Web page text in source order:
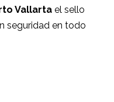
Vallarta el sello
seguridad en todo